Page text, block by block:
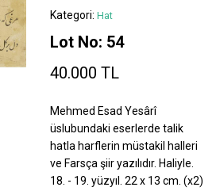
Kategori: Hat
Lot No: 54
40.000 TL
Mehmed Esad Yesârî
üslubundaki eserlerde talik
hatla harflerin müstakil halleri
ve Farsça şiir yazılıdır. Haliyle.
18. - 19. yüzyıl. 22 x 13 cm. (x2)